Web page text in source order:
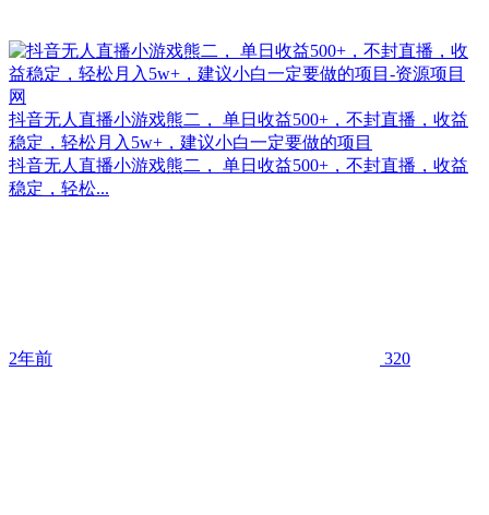
抖音无人直播小游戏熊二， 单日收益500+，不封直播，收益
稳定，轻松月入5w+，建议小白一定要做的项目
抖音无人直播小游戏熊二， 单日收益500+，不封直播，收益
稳定，轻松...
2年前 320